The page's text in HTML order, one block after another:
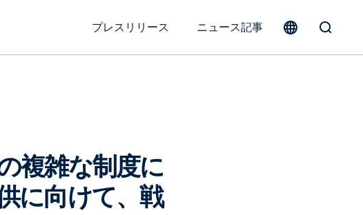
プレスリリース
ニュース記事
複雑な制度に
に向けて、戦